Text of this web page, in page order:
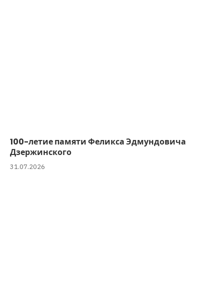
100-летие памяти Феликса Эдмундовича
Дзержинского
31.07.2026